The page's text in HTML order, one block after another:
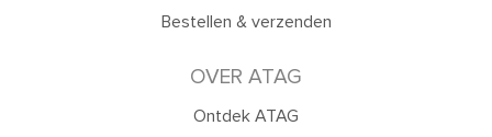
Bestellen & verzenden
OVER ATAG
Ontdek ATAG